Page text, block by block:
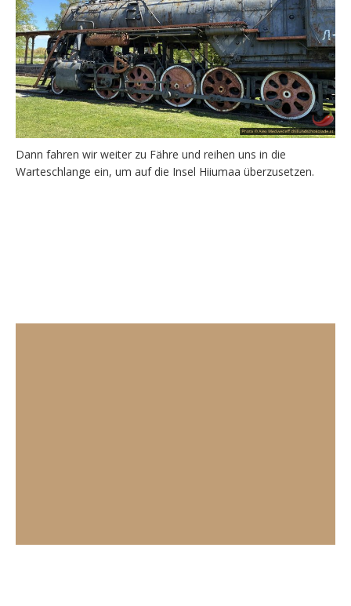
Dann fahren wir weiter zu Fähre und reihen uns in die
Warteschlange ein, um auf die Insel Hiiumaa überzusetzen.